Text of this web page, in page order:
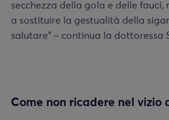
secchezza della gola e delle
a sostituire la gestualità della
salutare” – continua la dottoressa
Come non ricadere nel vizio